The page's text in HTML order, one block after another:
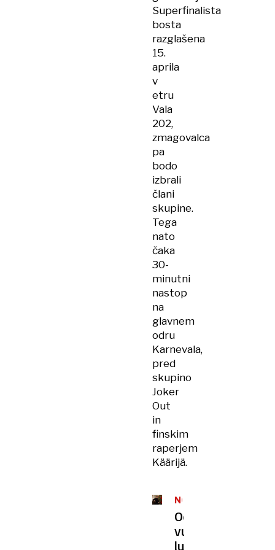
Superfinalista
bosta
razglašena
15.
aprila
v
etru
Vala
202,
zmagovalca
pa
bodo
izbrali
člani
skupine.
Tega
nato
čaka
30-
minutni
nastop
na
glavnem
odru
Karnevala,
pred
skupino
Joker
Out
in
finskim
raperjem
Käärijä.
NOVOLETNI
INTERVJU
Od
vudu
lutk